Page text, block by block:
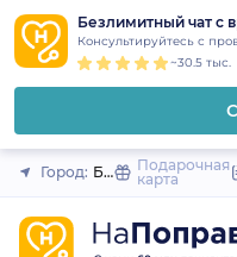
Безлимитный чат с
Консультируйтесь с
~30.5 тыс.
Город: Березовский
Подарочная
карта